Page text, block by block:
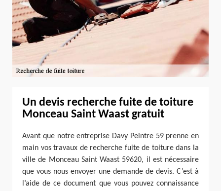
Un devis recherche fuite de toiture
Monceau Saint Waast gratuit
Avant que notre entreprise Davy Peintre 59 prenne en
main vos travaux de recherche fuite de toiture dans la
ville de Monceau Saint Waast 59620, il est nécessaire
que vous nous envoyer une demande de devis. C’est à
l’aide de ce document que vous pouvez connaissance